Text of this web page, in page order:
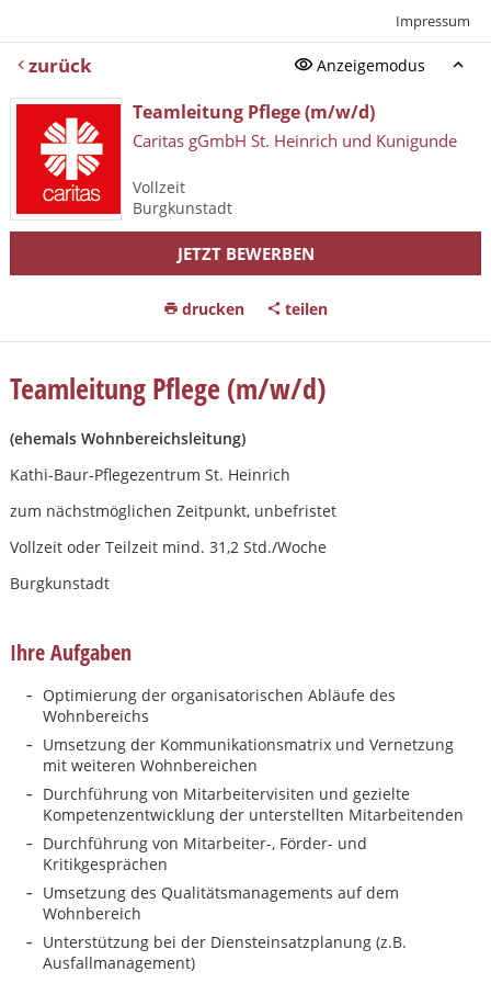
Impressum
zurück Anzeigemodus
Teamleitung Pflege (m/w/d)
Caritas gGmbH St. Heinrich und Kunigunde
Vollzeit
Burgkunstadt
JETZT BEWERBEN
drucken teilen
Teamleitung Pflege (m/w/d)
(ehemals Wohnbereichsleitung)
Kathi-Baur-Pflegezentrum St. Heinrich
zum nächstmöglichen Zeitpunkt, unbefristet
Vollzeit oder Teilzeit mind. 31,2 Std./Woche
Burgkunstadt
Ihre Aufgaben
Optimierung der organisatorischen Abläufe des
Wohnbereichs
Umsetzung der Kommunikationsmatrix und Vernetzung
mit weiteren Wohnbereichen
Durchführung von Mitarbeitervisiten und gezielte
Kompetenzentwicklung der unterstellten Mitarbeitenden
Durchführung von Mitarbeiter-, Förder- und
Kritikgesprächen
Umsetzung des Qualitätsmanagements auf dem
Wohnbereich
Unterstützung bei der Diensteinsatzplanung (z.B.
Ausfallmanagement)